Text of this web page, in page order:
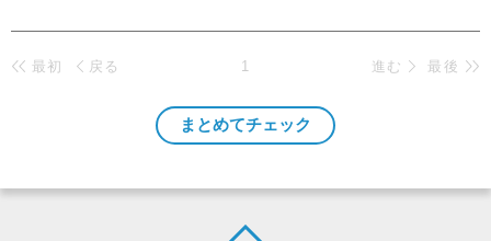
最初 戻る 1 進む 最後